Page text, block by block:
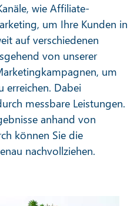
wie Affiliate-
um Ihre Kunden in
auf verschiedenen
von unserer
um
erreichen. Dabei
messbare Leistungen.
anhand von
können Sie die
nachvollziehen.